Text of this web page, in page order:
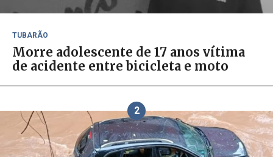
TUBARÃO
Morre adolescente de 17 anos vítima
de acidente entre bicicleta e moto
2